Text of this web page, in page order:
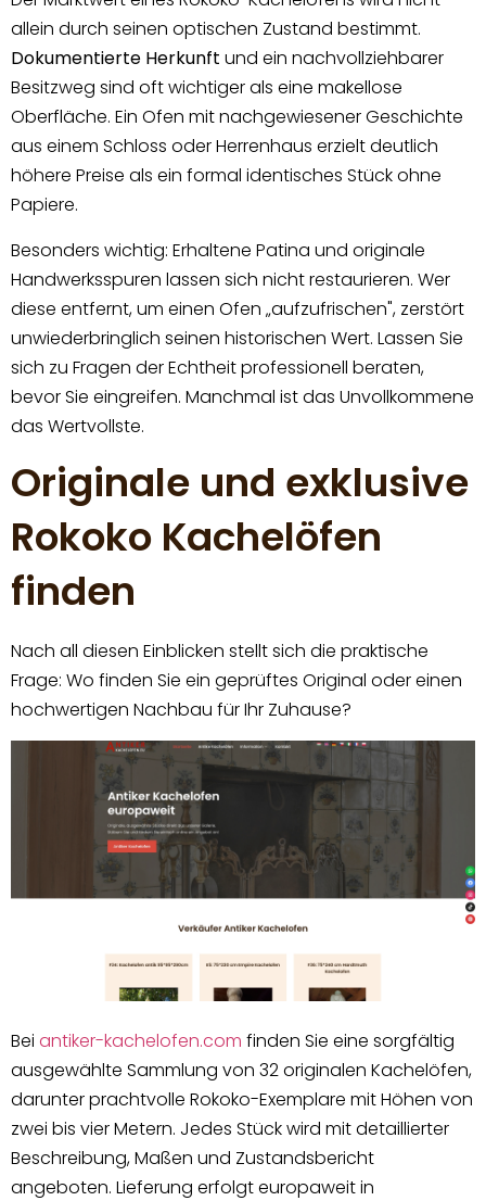
allein durch seinen optischen Zustand bestimmt.
Dokumentierte Herkunft und ein nachvollziehbarer
Besitzweg sind oft wichtiger als eine makellose
Oberfläche. Ein Ofen mit nachgewiesener Geschichte
aus einem Schloss oder Herrenhaus erzielt deutlich
höhere Preise als ein formal identisches Stück ohne
Papiere.
Besonders wichtig: Erhaltene Patina und originale
Handwerksspuren lassen sich nicht restaurieren. Wer
diese entfernt, um einen Ofen „aufzufrischen", zerstört
unwiederbringlich seinen historischen Wert. Lassen Sie
sich zu Fragen der Echtheit professionell beraten,
bevor Sie eingreifen. Manchmal ist das Unvollkommene
das Wertvollste.
Originale und exklusive
Rokoko Kachelöfen
finden
Nach all diesen Einblicken stellt sich die praktische
Frage: Wo finden Sie ein geprüftes Original oder einen
hochwertigen Nachbau für Ihr Zuhause?
Bei antiker-kachelofen.com finden Sie eine sorgfältig
ausgewählte Sammlung von 32 originalen Kachelöfen,
darunter prachtvolle Rokoko-Exemplare mit Höhen von
zwei bis vier Metern. Jedes Stück wird mit detaillierter
Beschreibung, Maßen und Zustandsbericht
angeboten. Lieferung erfolgt europaweit in